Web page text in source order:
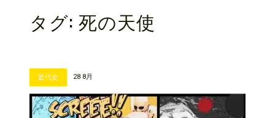
タグ: 死の天使
近代史 28 8月